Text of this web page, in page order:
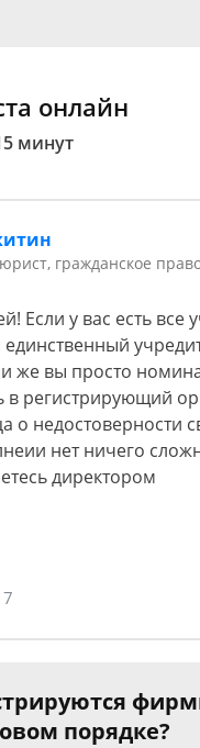
онлайн
минут
гражданское
Если у вас есть
же вы просто
в регистрирующий
о недостоверности
нет ничего
директором​
порядке?